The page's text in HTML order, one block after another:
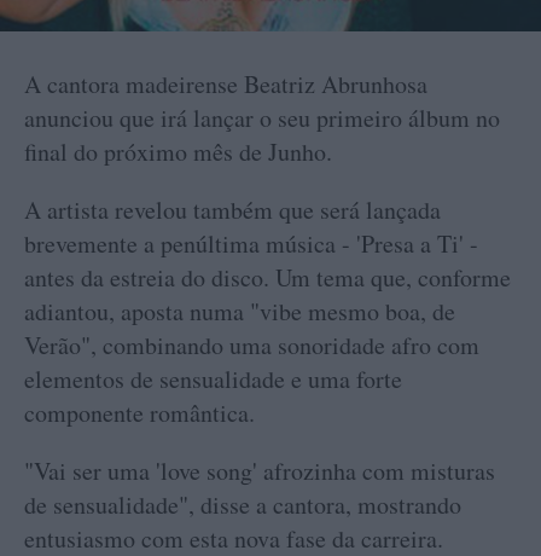
A cantora madeirense Beatriz Abrunhosa
anunciou que irá lançar o seu primeiro álbum no
final do próximo mês de Junho.
A artista revelou também que será lançada
brevemente a penúltima música - 'Presa a Ti' -
antes da estreia do disco. Um tema que, conforme
adiantou, aposta numa "vibe mesmo boa, de
Verão", combinando uma sonoridade afro com
elementos de sensualidade e uma forte
componente romântica.
"Vai ser uma 'love song' afrozinha com misturas
de sensualidade", disse a cantora, mostrando
entusiasmo com esta nova fase da carreira.